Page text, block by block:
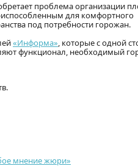
проблема организации
для комфортного
под потребности горожан.
«Информа», которые с одной
функционал, необходимый
мнение жюри»